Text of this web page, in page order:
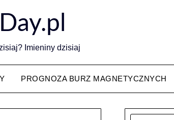
Imieniny dzisiaj
PROGNOZA BURZ MAGNETYCZNYCH